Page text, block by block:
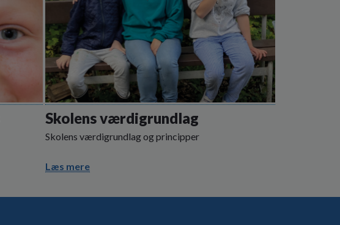
Skolens værdigrundlag
Skolens værdigrundlag og principper
Læs mere